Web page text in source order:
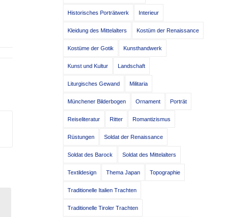
Historisches Porträtwerk Interieur
Kleidung des Mittelalters Kostüm der Renaissance
Kostüme der Gotik Kunsthandwerk
Kunst und Kultur Landschaft
Liturgisches Gewand Militaria
Münchener Bilderbogen Ornament Porträt
Reiseliteratur Ritter Romantizismus
Rüstungen Soldat der Renaissance
Soldat des Barock Soldat des Mittelalters
Textildesign Thema Japan Topographie
Traditionelle Italien Trachten
Traditionelle Tiroler Trachten